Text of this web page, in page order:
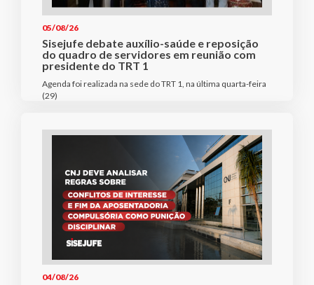
05/08/26
Sisejufe debate auxílio-saúde e reposição
do quadro de servidores em reunião com
presidente do TRT 1
Agenda foi realizada na sede do TRT 1, na última quarta-feira
(29)
04/08/26